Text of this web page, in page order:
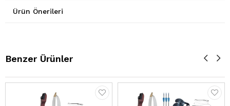
Ürün Önerileri
Benzer Ürünler